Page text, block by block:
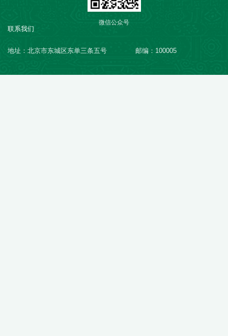
联系我们
地址：北京市东城区东单三条五号 邮编：100005
微信公众号